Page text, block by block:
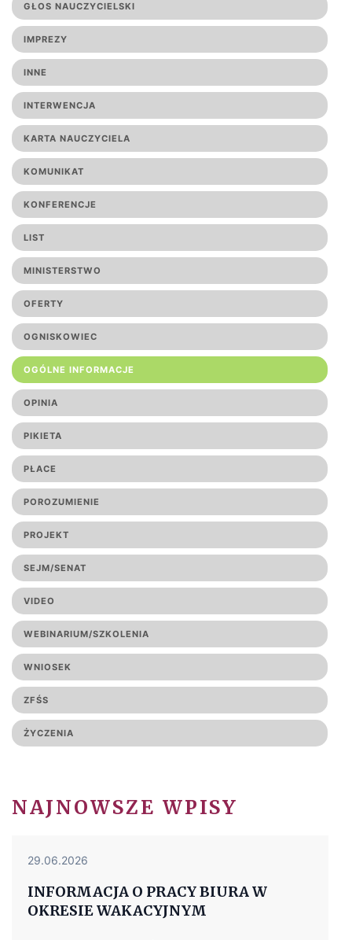
GŁOS NAUCZYCIELSKI
IMPREZY
INNE
INTERWENCJA
KARTA NAUCZYCIELA
KOMUNIKAT
KONFERENCJE
LIST
MINISTERSTWO
OFERTY
OGNISKOWIEC
OGÓLNE INFORMACJE
OPINIA
PIKIETA
PŁACE
POROZUMIENIE
PROJEKT
SEJM/SENAT
VIDEO
WEBINARIUM/SZKOLENIA
WNIOSEK
ZFŚS
ŻYCZENIA
NAJNOWSZE WPISY
29.06.2026
INFORMACJA O PRACY BIURA W
OKRESIE WAKACYJNYM